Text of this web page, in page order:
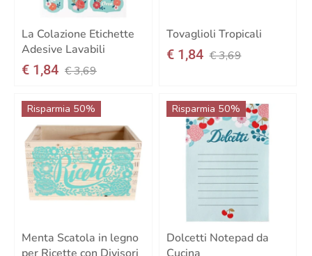
La Colazione Etichette
Adesive Lavabili
€ 1,84 € 3,69
Tovaglioli Tropicali
€ 1,84 € 3,69
Risparmia 50%
Menta Scatola in legno
Risparmia 50%
Dolcetti Notepad da